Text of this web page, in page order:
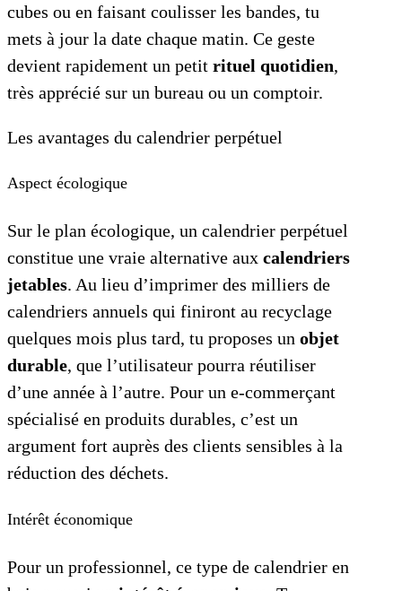
cubes ou en faisant coulisser les bandes, tu
mets à jour la date chaque matin. Ce geste
devient rapidement un petit rituel quotidien,
très apprécié sur un bureau ou un comptoir.
Les avantages du calendrier perpétuel
Aspect écologique
Sur le plan écologique, un calendrier perpétuel
constitue une vraie alternative aux calendriers
jetables. Au lieu d’imprimer des milliers de
calendriers annuels qui finiront au recyclage
quelques mois plus tard, tu proposes un objet
durable, que l’utilisateur pourra réutiliser
d’une année à l’autre. Pour un e-commerçant
spécialisé en produits durables, c’est un
argument fort auprès des clients sensibles à la
réduction des déchets.
Intérêt économique
Pour un professionnel, ce type de calendrier en